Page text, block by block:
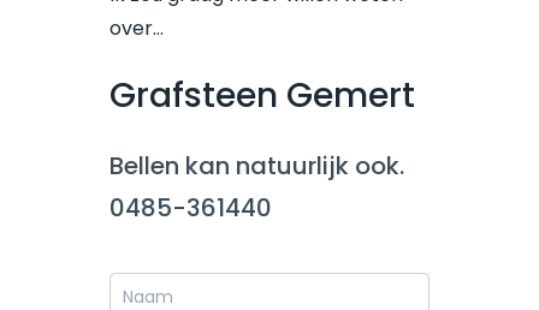
over…
Grafsteen Gemert
Bellen kan natuurlijk ook.
0485-361440